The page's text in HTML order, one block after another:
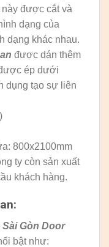
được cắt và
dạng của
dạng khác nhau.
được dán thêm
ép dưới
dụng tạo sự liên
800x2100mm
ty còn sản xuất
khách hàng.
Sài Gòn Door
bật như: